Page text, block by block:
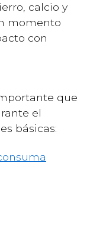
calcio y
momento
con
que
el
básicas: